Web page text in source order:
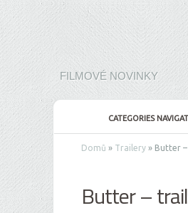
FILMOVÉ NOVINKY
CATEGORIES
Domů » Trailery » Butter
Butter –